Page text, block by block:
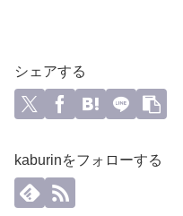
シェアする
kaburinをフォローする